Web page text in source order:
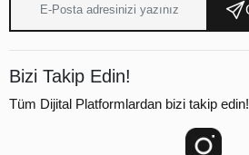
Bizi Takip Edin!
Tüm Dijital Platformlardan bizi takip edin!